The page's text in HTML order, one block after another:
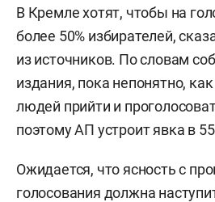
В Кремле хотят, чтобы на
более 50% избирателей,
из источников. По словам
издания, пока непонятно,
людей прийти и
поэтому АП устроит явка в
Ожидается, что ясность с
голосования должна